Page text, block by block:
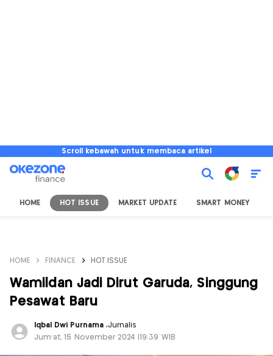
Scroll kebawah untuk membaca artikel
HOME HOT ISSUE MARKET UPDATE SMART MONEY
HOME FINANCE HOT ISSUE
Wamildan Jadi Dirut Garuda, Singgung
Pesawat Baru
Iqbal Dwi Purnama ,Jurnalis
Jum'at, 15 November 2024 |19:39 WIB